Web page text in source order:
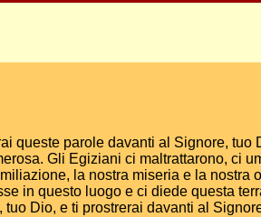
queste parole davanti al Signore, tuo
Gli Egiziani ci maltrattarono, ci
la nostra miseria e la nostra
in questo luogo e ci diede questa
Dio, e ti prostrerai davanti al